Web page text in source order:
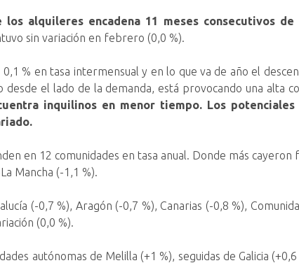
alquileres encadena 11 meses consecutivos de
sin variación en febrero (0,0 %).
% en tasa intermensual y en lo que va de año el
el lado de la demanda, está provocando una alta
inquilinos en menor tiempo. Los
en 12 comunidades en tasa anual. Donde más cayeron
Mancha (-1,1 %).
(-0,7 %), Aragón (-0,7 %), Canarias (-0,8 %),
(0,0 %).
autónomas de Melilla (+1 %), seguidas de Galicia